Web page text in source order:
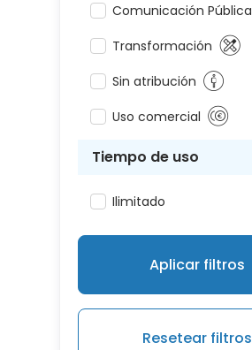
Comunicación Pública
Transformación
Sin atribución
Uso comercial
Tiempo de uso
Ilimitado
Aplicar filtros
Resetear filtros